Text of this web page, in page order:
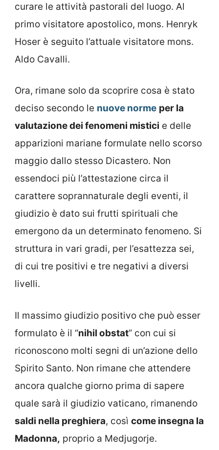
curare le attività pastorali del luogo. Al
primo visitatore apostolico, mons. Henryk
Hoser è seguito l’attuale visitatore mons.
Aldo Cavalli.
Ora, rimane solo da scoprire cosa è stato
deciso secondo le nuove norme per la
valutazione dei fenomeni mistici e delle
apparizioni mariane formulate nello scorso
maggio dallo stesso Dicastero. Non
essendoci più l’attestazione circa il
carattere soprannaturale degli eventi, il
giudizio è dato sui frutti spirituali che
emergono da un determinato fenomeno. Si
struttura in vari gradi, per l’esattezza sei,
di cui tre positivi e tre negativi a diversi
livelli.
Il massimo giudizio positivo che può esser
formulato è il “nihil obstat” con cui si
riconoscono molti segni di un’azione dello
Spirito Santo. Non rimane che attendere
ancora qualche giorno prima di sapere
quale sarà il giudizio vaticano, rimanendo
saldi nella preghiera, così come insegna la
Madonna, proprio a Medjugorje.